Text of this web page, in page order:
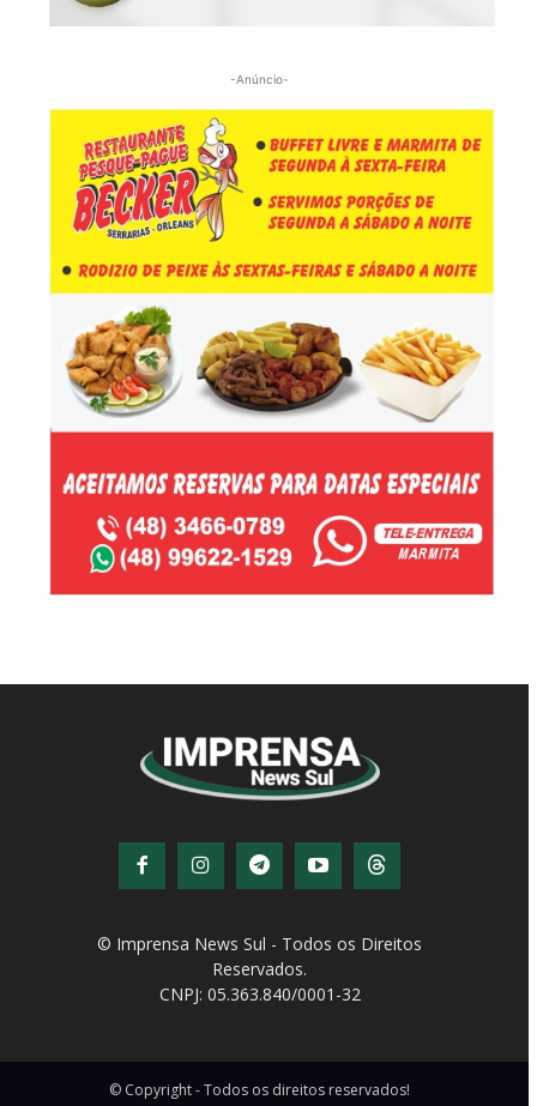
-Anúncio-
© Imprensa News Sul - Todos os Direitos
Reservados.
CNPJ: 05.363.840/0001-32
© Copyright - Todos os direitos reservados!